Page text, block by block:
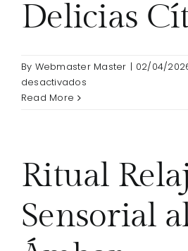
Delicias
By Webmaster Master | 02/04/
desactivadosen
Cítricas
Read More
Ritual
Sensorial